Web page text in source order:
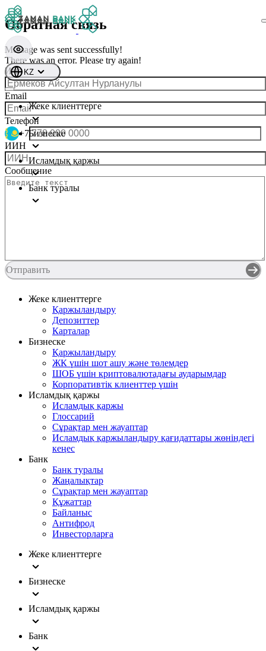
KZ
Жеке клиенттерге
Бизнеске
Исламдық қаржы
Банк туралы
Обратная связь
Message was sent successfully!
There was an error. Please try again!
Имя
Email
Телефон
+7
ИИН
Сообщение
Отправить
Жеке клиенттерге
Қаржыландыру
Депозиттер
Карталар
Бизнеске
Қаржыландыру
ЖК үшін шот ашу және төлемдер
ШОБ үшін криптовалютадағы аударымдар
Корпоративтік клиенттер үшін
Исламдық қаржы
Исламдық қаржы
Глоссарий
Сұрақтар мен жауаптар
Исламдық қаржыландыру қағидаттары жөніндегі
кеңес
Банк
Банк туралы
Жаңалықтар
Сұрақтар мен жауаптар
Құжаттар
Байланыс
Антифрод
Инвесторларға
Жеке клиенттерге
Бизнеске
Исламдық қаржы
Банк